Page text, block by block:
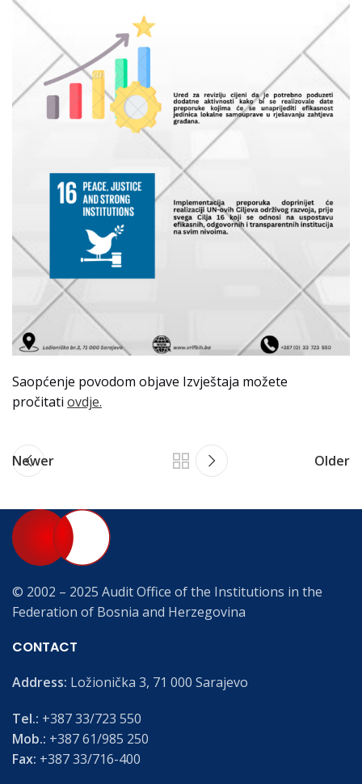
Saopćenje povodom objave Izvještaja možete
pročitati ovdje.
Newer Older
© 2002 – 2025 Audit Office of the Institutions in the
Federation of Bosnia and Herzegovina
CONTACT
Address: Ložionička 3, 71 000 Sarajevo
Tel.: +387 33/723 550
Mob.: +387 61/985 250
Fax: +387 33/716-400